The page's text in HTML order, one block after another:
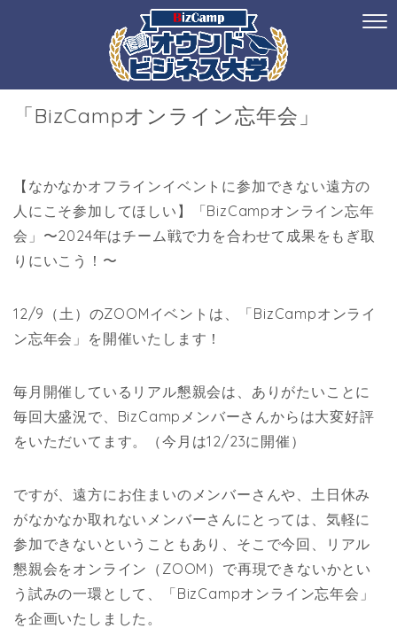
「BizCampオンライン忘年会」
【なかなかオフラインイベントに参加できない遠方の
人にこそ参加してほしい】「BizCampオンライン忘年
会」〜2024年はチーム戦で力を合わせて成果をもぎ取
りにいこう！〜
12/9（土）のZOOMイベントは、「BizCampオンライ
ン忘年会」を開催いたします！
毎月開催しているリアル懇親会は、ありがたいことに
毎回大盛況で、BizCampメンバーさんからは大変好評
をいただいてます。（今月は12/23に開催）
ですが、遠方にお住まいのメンバーさんや、土日休み
がなかなか取れないメンバーさんにとっては、気軽に
参加できないということもあり、そこで今回、リアル
懇親会をオンライン（ZOOM）で再現できないかとい
う試みの一環として、「BizCampオンライン忘年会」
を企画いたしました。